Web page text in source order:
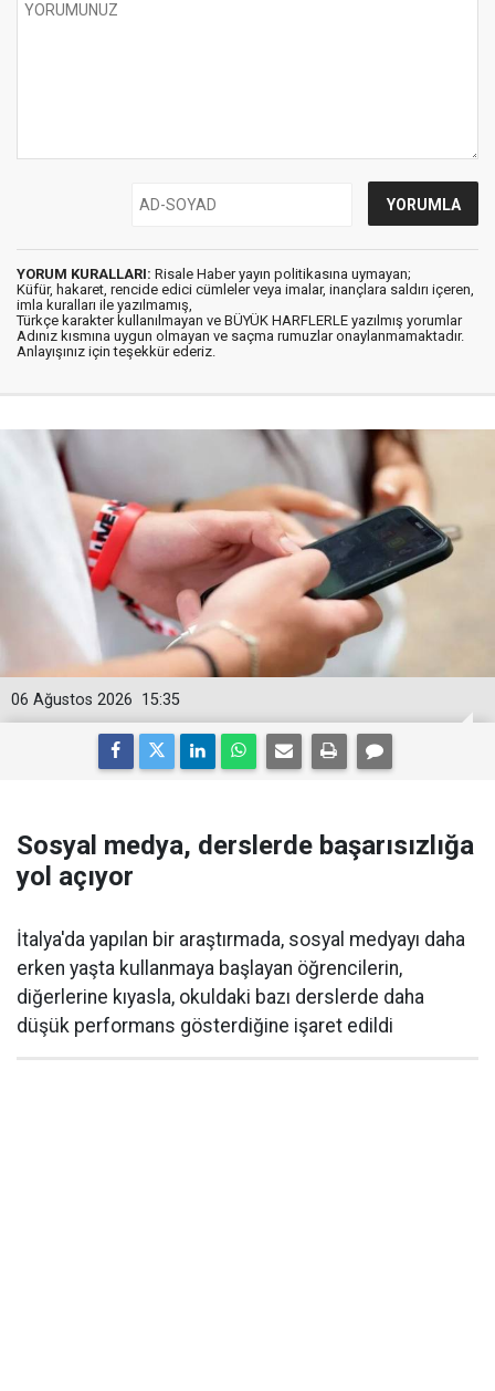
YORUM KURALLARI: Risale Haber yayın politikasına uymayan;
Küfür, hakaret, rencide edici cümleler veya imalar, inançlara saldırı içeren,
imla kuralları ile yazılmamış,
Türkçe karakter kullanılmayan ve BÜYÜK HARFLERLE yazılmış yorumlar
Adınız kısmına uygun olmayan ve saçma rumuzlar onaylanmamaktadır.
Anlayışınız için teşekkür ederiz.
15:35
06 Ağustos 2026
Sosyal medya, derslerde başarısızlığa
yol açıyor
İtalya'da yapılan bir araştırmada, sosyal medyayı daha
erken yaşta kullanmaya başlayan öğrencilerin,
diğerlerine kıyasla, okuldaki bazı derslerde daha
düşük performans gösterdiğine işaret edildi